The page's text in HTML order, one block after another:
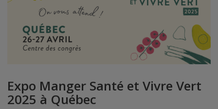
Expo Manger Santé et Vivre Vert
2025 à Québec